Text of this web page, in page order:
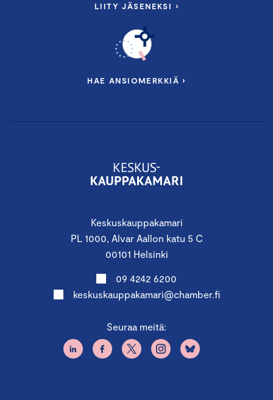
Keskuskauppakamari
PL 1000, Alvar Aallon katu 5 C
00101 Helsinki
09 4242 6200
keskuskauppakamari@chamber.fi
Seuraa meitä:
LIITY JÄSENEKSI ›
HAE ANSIOMERKKIÄ ›